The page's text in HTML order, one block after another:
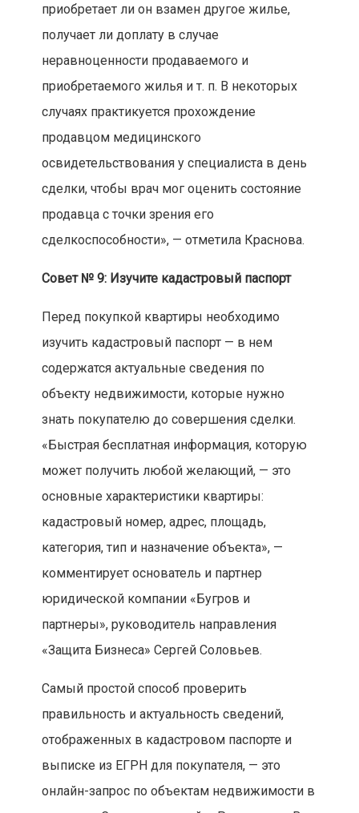
приобретает ли он взамен другое жилье,
получает ли доплату в случае
неравноценности продаваемого и
приобретаемого жилья и т. п. В некоторых
случаях практикуется прохождение
продавцом медицинского
освидетельствования у специалиста в день
сделки, чтобы врач мог оценить состояние
продавца с точки зрения его
сделкоспособности», — отметила Краснова.
Совет № 9: Изучите кадастровый паспорт
Перед покупкой квартиры необходимо
изучить кадастровый паспорт — в нем
содержатся актуальные сведения по
объекту недвижимости, которые нужно
знать покупателю до совершения сделки.
«Быстрая бесплатная информация, которую
может получить любой желающий, — это
основные характеристики квартиры:
кадастровый номер, адрес, площадь,
категория, тип и назначение объекта», —
комментирует основатель и партнер
юридической компании «Бугров и
партнеры», руководитель направления
«Защита Бизнеса» Сергей Соловьев.
Самый простой способ проверить
правильность и актуальность сведений,
отображенных в кадастровом паспорте и
выписке из ЕГРН для покупателя, — это
онлайн-запрос по объектам недвижимости в